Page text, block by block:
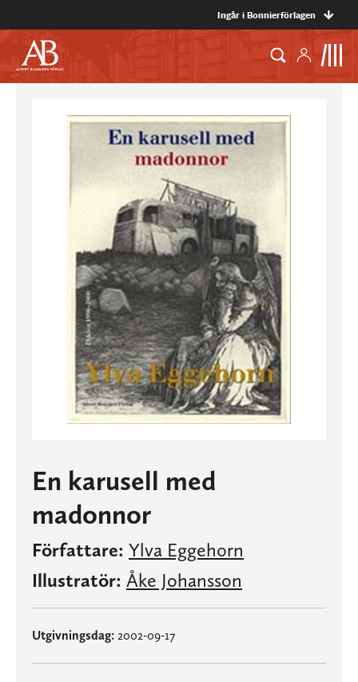
Ingår i Bonnierförlagen
En karusell med
madonnor
Författare: Ylva Eggehorn
Illustratör: Åke Johansson
Utgivningsdag: 2002-09-17